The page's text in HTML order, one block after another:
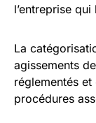
l’entreprise qui
La
agissements
réglementés
procédures